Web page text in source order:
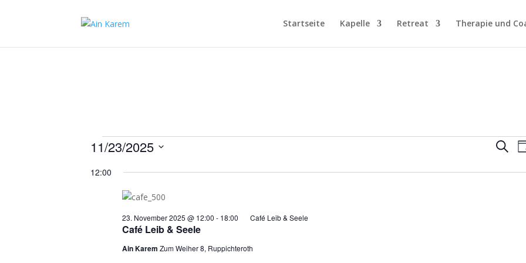
Startseite Kapelle Retreat Therapie und
Veranstaltungen
23.
November
2025
und
Suche
11/23/2025
wählen.
12:00
Café Leib & Seele
23. November 2025 @ 12:00 - 18:00 Café Leib & Seele
Ain Karem Zum Weiher 8, Ruppichteroth